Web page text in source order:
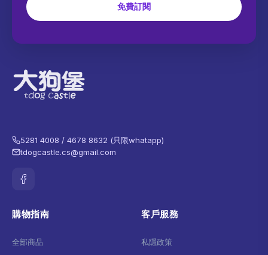
免費訂閱
5281 4008 / 4678 8632 (只限whatapp)
tdogcastle.cs@gmail.com
購物指南
全部商品
客戶服務
私隱政策